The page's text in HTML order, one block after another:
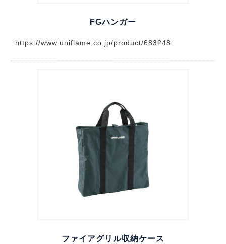
FGハンガー
https://www.uniflame.co.jp/product/683248
ファイアグリル収納ケース